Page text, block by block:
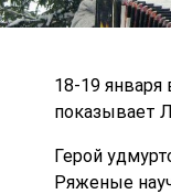
18-19 января
показывает
Герой
Ряженые